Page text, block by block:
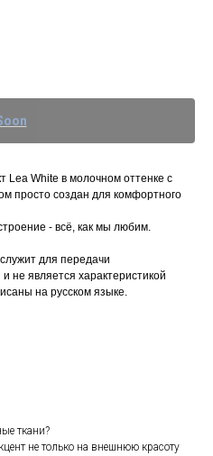
Lea White в молочном оттенке с
просто создан для комфортного
- всё, как мы любим.
для передачи
не является характеристикой
на русском языке.
ткани?
не только на внешнюю красоту